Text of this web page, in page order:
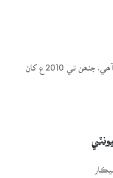
سنڌسلامت ڪتاب گهر ھڪ آن لائين لائبريري آھي، جنھن تي 2010ع کان